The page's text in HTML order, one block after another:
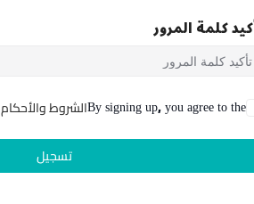
كلمة المرور
By signing up, you agree to theالشروط والأحكام
تسجيل